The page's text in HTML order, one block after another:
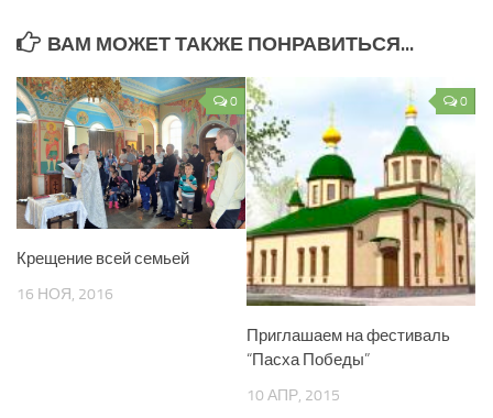
ВАМ МОЖЕТ ТАКЖЕ ПОНРАВИТЬСЯ...
0
Крещение всей семьей
16 НОЯ, 2016
0
Приглашаем на фестиваль
“Пасха Победы”
10 АПР, 2015